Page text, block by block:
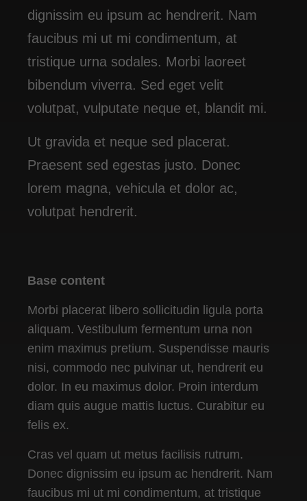
dignissim eu ipsum ac hendrerit. Nam
faucibus mi ut mi condimentum, at
tristique urna sodales. Morbi laoreet
bibendum viverra. Sed eget velit
volutpat, vulputate neque et, blandit mi.
Ut gravida et neque sed placerat.
Praesent sed egestas justo. Donec
lorem magna, vehicula et dolor ac,
volutpat hendrerit.
Base content
Morbi placerat libero sollicitudin ligula porta
aliquam. Vestibulum fermentum urna non
enim maximus pretium. Suspendisse mauris
nisi, commodo nec pulvinar ut, hendrerit eu
dolor. In eu maximus dolor. Proin interdum
diam quis augue mattis luctus. Curabitur eu
felis ex.
Cras vel quam ut metus facilisis rutrum.
Donec dignissim eu ipsum ac hendrerit. Nam
faucibus mi ut mi condimentum, at tristique